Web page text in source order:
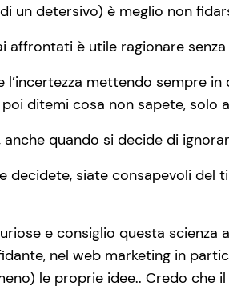
un detersivo) è meglio non
è utile ragionare
mettendo sempre
ditemi cosa non sapete, solo
quando si decide di
decidete, siate consapevoli
e consiglio questa
nel web marketing in
le proprie idee.. Credo che